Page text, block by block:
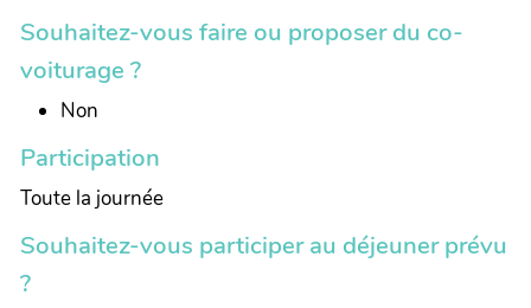
Souhaitez-vous faire ou proposer du co-
voiturage ?
Non
Participation
Toute la journée
Souhaitez-vous participer au déjeuner prévu
?